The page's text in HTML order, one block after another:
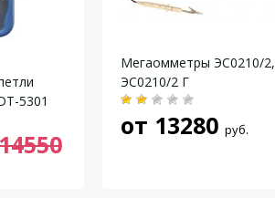
5301
Мегаомметры ЭС0210/2,
ЭС0210/2 Г
от 13280 руб.